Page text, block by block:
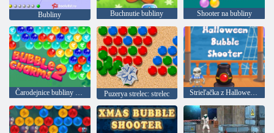
Bubliny Buchnutie bubliny Shooter na bubliny
Čarodejnice bubliny 2 null Puzerya strelec: strelec Strieľačka z Halloween Bubble